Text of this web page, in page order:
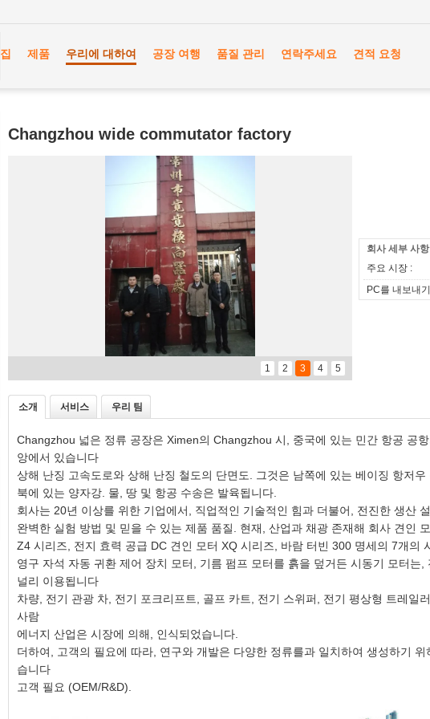
집 제품 우리에 대하여 공장 여행 품질 관리 연락주세요 견적 요청
Changzhou wide commutator factory
1 2 3 4 5
회사 세부 사
주요 시장 :
PC를 내보내
소개 서비스 우리 팀
Changzhou 넓은 정류 공장은 Ximen의 Changzhou 시, 중국에 있는 민간 항공 공
앙에서 있습니다
상해 난징 고속도로와 상해 난징 철도의 단면도. 그것은 남쪽에 있는 베이징 항저
북에 있는 양자강. 물, 땅 및 항공 수송은 발육됩니다.
회사는 20년 이상를 위한 기업에서, 직업적인 기술적인 힘과 더불어, 전진한 생산
완벽한 실험 방법 및 믿을 수 있는 제품 품질. 현재, 산업과 채광 존재해 회사 견인
Z4 시리즈, 전지 효력 공급 DC 견인 모터 XQ 시리즈, 바람 터빈 300 명세의 7개의
영구 자석 자동 귀환 제어 장치 모터, 기름 펌프 모터를 흙을 덮거든 시동기 모터는,
널리 이용됩니다
차량, 전기 관광 차, 전기 포크리프트, 골프 카트, 전기 스위퍼, 전기 평상형 트레일
사람
에너지 산업은 시장에 의해, 인식되었습니다.
더하여, 고객의 필요에 따라, 연구와 개발은 다양한 정류를과 일치하여 생성하기
습니다
고객 필요 (OEM/R&D).